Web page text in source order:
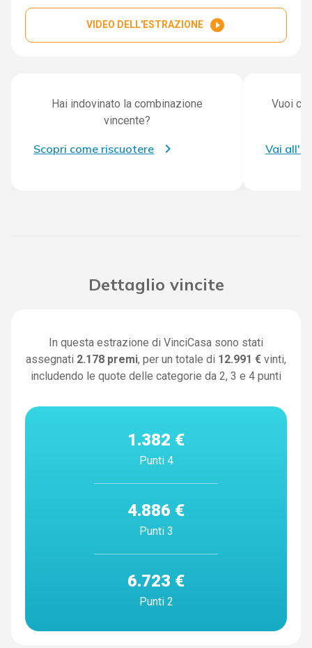
VIDEO DELL'ESTRAZIONE play_circle_filled
Hai indovinato la combinazione
vincente?
Scopri come riscuotere
Vuoi
Vai
Dettaglio vincite
In questa estrazione di VinciCasa sono stati
assegnati 2.178 premi, per un totale di 12.991 € vinti,
includendo le quote delle categorie da 2, 3 e 4 punti
1.382 €
Punti 4
4.886 €
Punti 3
6.723 €
Punti 2